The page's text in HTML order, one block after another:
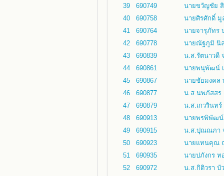
39
690749
นายขวัญชัย สิ
40
690758
นายศิรศักดิ์ มู
41
690764
นายจารุภัทร
42
690778
นายณัฐภูมิ นิ
43
690839
น.ส.รัตนาวดี
44
690861
นายพนุพัฒน์
45
690867
นายชัยมงคล
46
690877
น.ส.นพภัสสร
47
690879
น.ส.เกวรินทร์
48
690913
นายพรพิพัฒน์
49
690915
น.ส.ปุณณภา
50
690923
นายแทนคุณ
51
690935
นายปภังกร ท
52
690972
น.ส.กิติวรา บั